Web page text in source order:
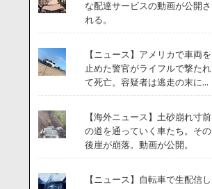
な配達サービスの動画が公開さ
れる。
【ニュース】アメリカで車両を
止めた警官がライフルで撃たれ
て死亡。容疑者は逃走の末に...
【海外ニュース】土砂崩れ寸前
の道を通っていく車たち。その
後崖が崩落。動画が公開。
【ニュース】自転車で生配信し